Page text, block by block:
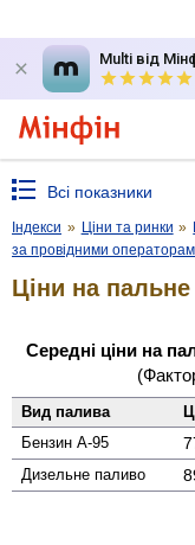
Multi від
Всі показники
Індекси » Ціни та ринки »
за провідними
Ціни на
Середні ціни на
Вид палива
Бензин А-95
Дизельне паливо